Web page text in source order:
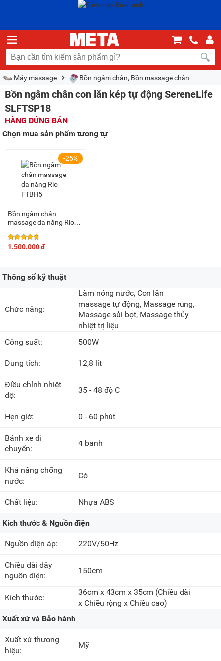
Máy massage Bồn ngâm chân, Bồn massage chân
Bồn ngâm chân con lăn kép tự động SereneLife
SLFTSP18
HÀNG DỪNG BÁN
Chọn mua sản phẩm tương tự
-25%
Bồn ngâm chân
massage đa năng Rio
1.500.000 đ
Thông số kỹ thuật
Chức năng:
Làm nóng nước, Con lăn
massage tự động, Massage rung,
Massage sủi bọt, Massage thủy
nhiệt trị liệu
Công suất:
500W
Dung tích: 12,8 lít
Điều chỉnh nhiệt
độ:
35 - 48 độ C
Hẹn giờ: 0 - 60 phút
Bánh xe di
chuyển:
4 bánh
Khả năng chống
nước:
Có
Chất liệu: Nhựa ABS
Kích thước & Nguồn điện
Nguồn điện áp: 220V/50Hz
Chiều dài dây
nguồn điện:
150cm
Kích thước:
36cm x 43cm x 35cm (Chiều dài
x Chiều rộng x Chiều cao)
Xuất xứ và Bảo hành
Xuất xứ thương
hiệu:
Mỹ